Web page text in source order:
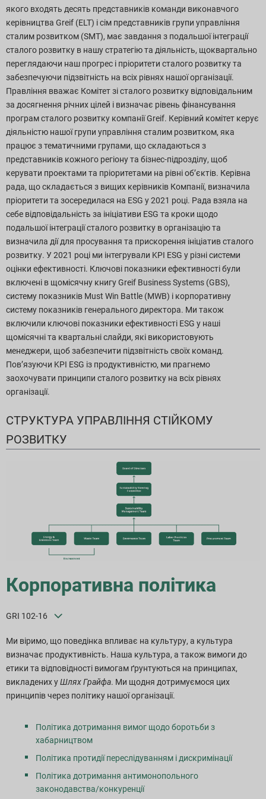
звітів
якого входять десять представників команди виконавчого
керівництва Greif (ELT) і сім представників групи управління
сталим розвитком (SMT), має завдання з подальшої інтеграції
сталого розвитку в нашу стратегію та діяльність, щоквартально
переглядаючи наш прогрес і пріоритети сталого розвитку та
забезпечуючи підзвітність на всіх рівнях нашої організації.
Правління вважає Комітет зі сталого розвитку відповідальним
за досягнення річних цілей і визначає рівень фінансування
програм сталого розвитку компанії Greif. Керівний комітет керує
діяльністю нашої групи управління сталим розвитком, яка
працює з тематичними групами, що складаються з
представників кожного регіону та бізнес-підрозділу, щоб
керувати проектами та пріоритетами на рівні об’єктів. Керівна
рада, що складається з вищих керівників Компанії, визначила
пріоритети та зосередилася на ESG у 2021 році. Рада взяла на
себе відповідальність за ініціативи ESG та кроки щодо
подальшої інтеграції сталого розвитку в організацію та
визначила дії для просування та прискорення ініціатив сталого
розвитку. У 2021 році ми інтегрували KPI ESG у різні системи
оцінки ефективності. Ключові показники ефективності були
включені в щомісячну книгу Greif Business Systems (GBS),
систему показників Must Win Battle (MWB) і корпоративну
систему показників генерального директора. Ми також
включили ключові показники ефективності ESG у наші
щомісячні та квартальні слайди, які використовують
менеджери, щоб забезпечити підзвітність своїх команд.
Пов’язуючи KPI ESG із продуктивністю, ми прагнемо
заохочувати принципи сталого розвитку на всіх рівнях
організації.
СТРУКТУРА УПРАВЛІННЯ СТІЙКОМУ
РОЗВИТКУ
Корпоративна політика
GRI 102-16
Ми віримо, що поведінка впливає на культуру, а культура
визначає продуктивність. Наша культура, а також вимоги до
етики та відповідності вимогам ґрунтуються на принципах,
викладених уШлях Грайфа. Ми щодня дотримуємося цих
принципів через політику нашої організації.
Політика дотримання вимог щодо боротьби з
хабарництвом
Політика протидії переслідуванням і дискримінації
Політика дотримання антимонопольного
законодавства/конкуренції